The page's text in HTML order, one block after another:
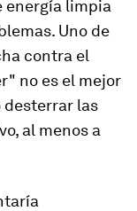
energía limpia
Uno de
contra el
no es el mejor
desterrar las
al menos a